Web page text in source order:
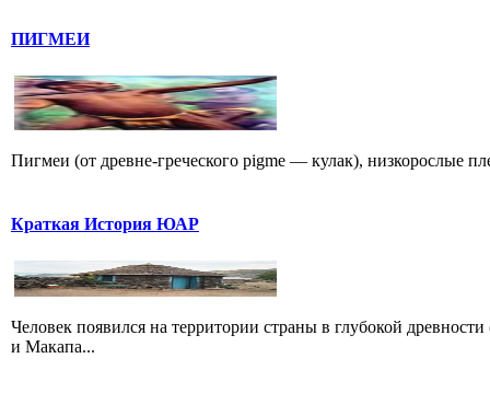
ПИГМЕИ
Пигмеи (от древне-греческого pigme — кулак), низкорослые
Краткая История ЮАР
Человек появился на территории страны в глубокой
и Макапа...